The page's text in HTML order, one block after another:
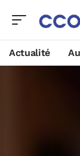
Actualité